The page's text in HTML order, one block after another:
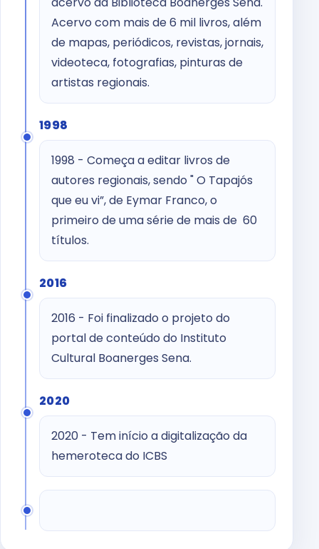
Acervo com mais de 6 mil livros, além
de mapas, periódicos, revistas, jornais,
videoteca, fotografias, pinturas de
artistas regionais.
1998
1998 - Começa a editar livros de
autores regionais, sendo " O Tapajós
que eu vi”, de Eymar Franco, o
primeiro de uma série de mais de 60
títulos.
2016
2016 - Foi finalizado o projeto do
portal de conteúdo do Instituto
Cultural Boanerges Sena.
2020
2020 - Tem início a digitalização da
hemeroteca do ICBS